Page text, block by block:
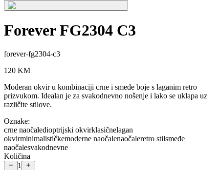
Forever FG2304 C3
forever-fg2304-c3
120 KM
Moderan okvir u kombinaciji crne i smeđe boje s laganim retro
prizvukom. Idealan je za svakodnevno nošenje i lako se uklapa uz
različite stilove.
Oznake:
crne naočaledioptrijski okvirklasičnelagan
okvirminimalističkemoderne naočalenaočaleretro stilsmeđe
naočalesvakodnevne
Količina
1